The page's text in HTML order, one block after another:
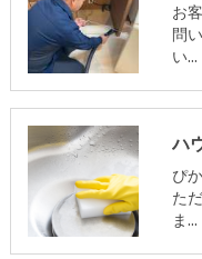
お
問
い…
ハ
ぴ
た
ま…